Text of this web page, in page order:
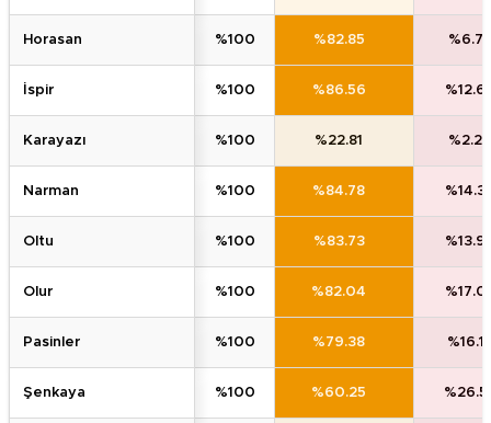
horasan %100 %82.85 %6.78
i̇spi̇r %100 %86.56
karayazi %100 %22.81 %2.26
narman %100 %84.78
oltu %100 %83.73
olur %100 %82.04
pasi̇nler %100 %79.38
şenkaya %100 %60.25